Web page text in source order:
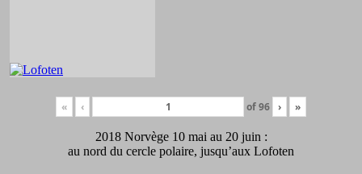
« ‹ of96 › »
2018 Norvège 10 mai au 20 juin :
au nord du cercle polaire, jusqu’aux Lofoten